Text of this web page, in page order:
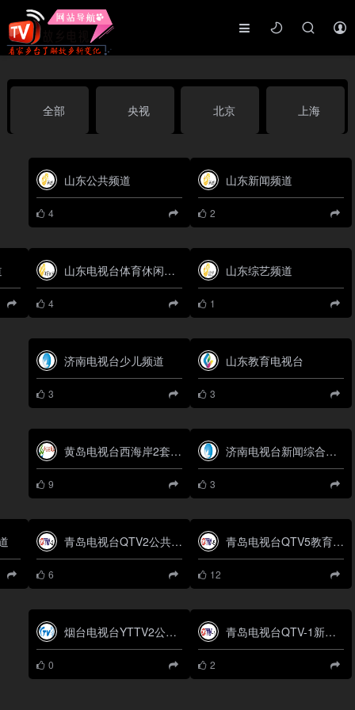
全部 央视 北京 上海
安徽 黑龙江
辽宁 内蒙古 山西
山东新闻频道
2
山东公共频道
4
山东综艺频道
1
山东电视台体育休闲频道
4
山东教育电视台
3
济南电视台少儿频道
3
济南电视台新闻综合频道
3
黄岛电视台西海岸2套生活频道
9
青岛电视台QTV5教育频道
12
青岛电视台QTV2公共生活频道
6
青岛电视台QTV-1新闻综合频道
2
烟台电视台YTTV2公共频道
0